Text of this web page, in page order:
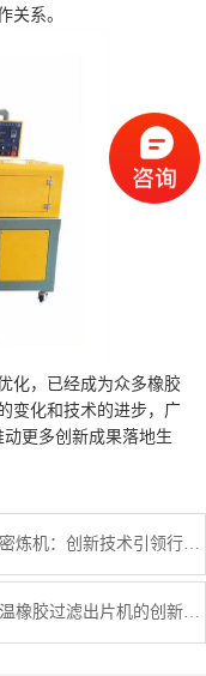
关系。
化，已经成为众多橡胶
变化和技术的进步，广
更多创新成果落地生
广东利拿实业的陶瓷粉密炼机：创新技术引领行业新标准
广东利拿实业：引领低温橡胶过滤出片机的创新之路